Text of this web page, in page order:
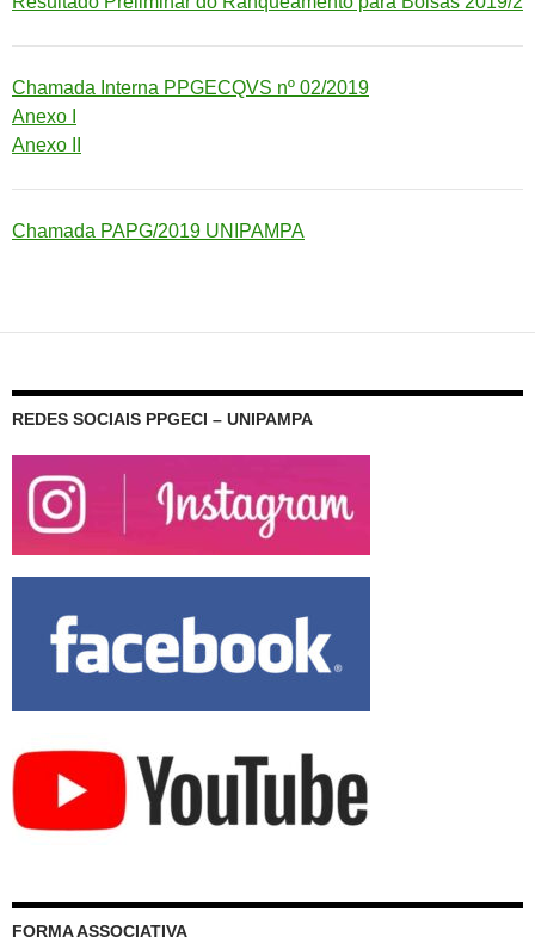
Chamada Interna PPGECQVS nº 02/2019
Anexo I
Anexo II
Chamada PAPG/2019 UNIPAMPA
REDES SOCIAIS PPGECI – UNIPAMPA
FORMA ASSOCIATIVA